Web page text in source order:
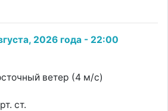
2026 года - 22:00
ветер (4 м/с)
ст.